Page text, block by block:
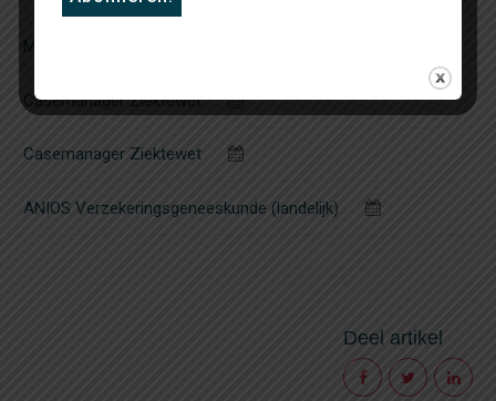
Medisch Adviseur (24-40 uur)
Casemanager Ziektewet
Casemanager Ziektewet
ANIOS Verzekeringsgeneeskunde (landelijk)
Deel artikel